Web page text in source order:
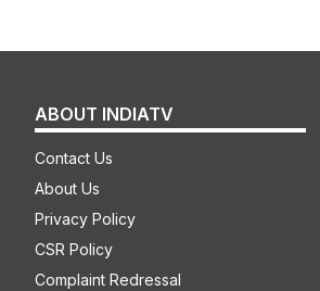
ABOUT INDIATV
Contact Us
About Us
Privacy Policy
CSR Policy
Complaint Redressal